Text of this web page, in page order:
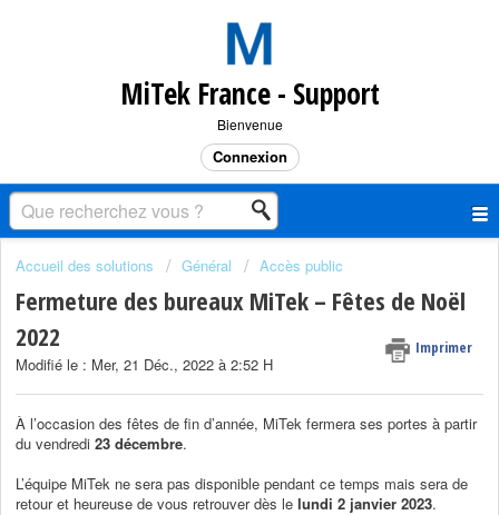
MiTek France - Support
Bienvenue
Connexion
Accueil des solutions Général Accès public
Fermeture des bureaux MiTek – Fêtes de Noël
2022
Imprimer
Modifié le : Mer, 21 Déc., 2022 à 2:52 H
À l’occasion des fêtes de fin d’année, MiTek fermera ses portes à partir
du vendredi 23 décembre.
L’équipe MiTek ne sera pas disponible pendant ce temps mais sera de
retour et heureuse de vous retrouver dès le lundi 2 janvier 2023.